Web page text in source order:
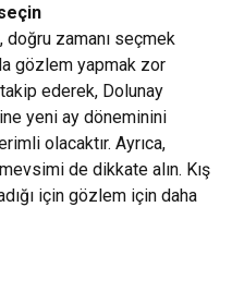
zamanı seçmek
gözlem yapmak zor
takip ederek, Dolunay
yeni ay döneminini
olacaktır. Ayrıca,
de dikkate alın. Kış
için gözlem için daha